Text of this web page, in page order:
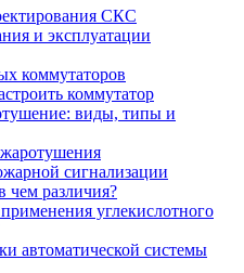
СКС
и эксплуатации
коммутаторов
коммутатор
виды, типы и
сигнализации
чем различия?
углекислотного
автоматической системы